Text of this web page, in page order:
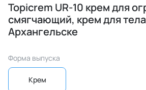
Topicrem UR-10 крем для
смягчающий, крем для
Архангельске
Форма выпуска
Крем